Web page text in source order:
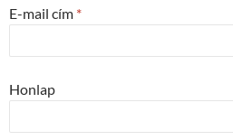
E-mail cím *
Honlap